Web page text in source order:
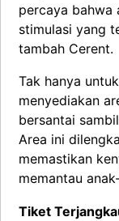
percaya bahwa
stimulasi yang
tambah Cerent.
Tak hanya
menyediakan
bersantai
Area ini
memastikan
memantau
Tiket